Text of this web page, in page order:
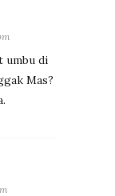
umbu di
Mas?